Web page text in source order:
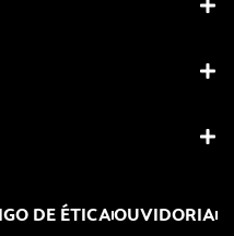
DE ÉTICAOUVIDORIA